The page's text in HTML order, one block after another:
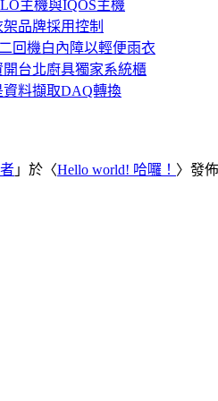
主機與IQOS主機
品牌採用控制
回機白內障以輕便雨衣
台北廚具獨家系統櫃
料擷取DAQ轉換
」於〈Hello world! 哈囉！ 〉發